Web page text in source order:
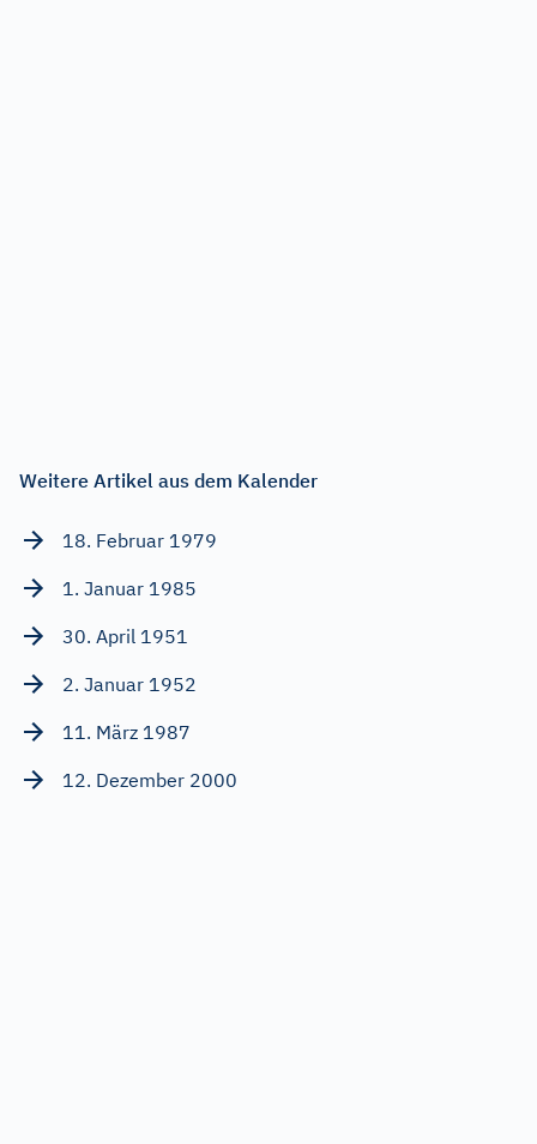
Weitere Artikel aus dem Kalender
18. Februar 1979
1. Januar 1985
30. April 1951
2. Januar 1952
11. März 1987
12. Dezember 2000